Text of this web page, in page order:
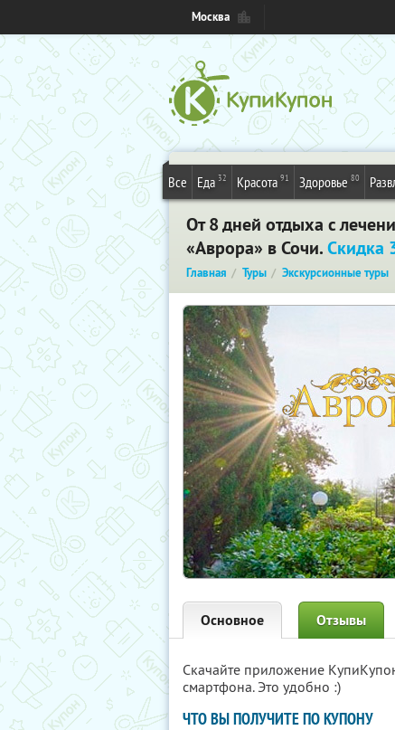
Москва
Все Еда 32 Красота 91 Здоровье 80
От 8 дней отдыха с
«Аврора» в Сочи.Скидка
Главная Туры Экскурсионные туры
Основное Отзывы
Скачайте приложение
смартфона. Это удобно :)
ЧТО ВЫ ПОЛУЧИТЕ ПО КУПОНУ